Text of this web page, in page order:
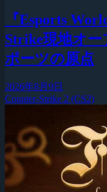
『Esports
Strike現地オー
ポーツの原点
2026年8月9日
Counter-Strike 2 (CS2)